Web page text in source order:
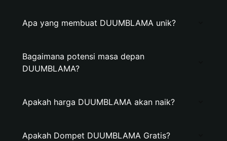
Apa yang membuat DUUMBLAMA unik?
Bagaimana potensi masa depan
DUUMBLAMA?
Apakah harga DUUMBLAMA akan naik?
Apakah Dompet DUUMBLAMA Gratis?